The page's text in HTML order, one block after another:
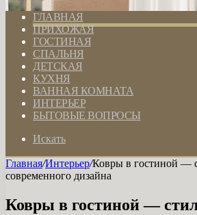
ГЛАВНАЯ
ПРИХОЖАЯ
ГОСТИНАЯ
СПАЛЬНЯ
ДЕТСКАЯ
КУХНЯ
ВАННАЯ КОМНАТА
ИНТЕРЬЕР
БЫТОВЫЕ ВОПРОСЫ
Искать
Главная/Интерьер/Ковры в гостиной —
современного дизайна
Ковры в гостиной —